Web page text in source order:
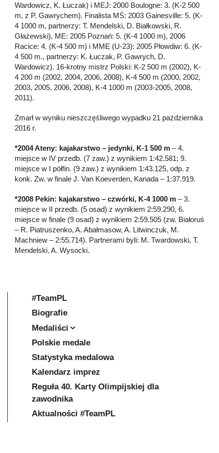
Wardowicz, K. Łuczak) i MEJ: 2000 Boulogne: 3. (K-2 500
m, z P. Gawrychem). Finalista MŚ: 2003 Gainesville: 5. (K-
4 1000 m, partnerzy: T. Mendelski, D. Białkowski, R.
Głażewski), ME: 2005 Poznań: 5. (K-4 1000 m), 2006
Racice: 4. (K-4 500 m) i MME (U-23): 2005 Płowdiw: 6. (K-
4 500 m., partnerzy: K. Łuczak, P. Gawrych, D.
Wardowicz). 16-krotny mistrz Polski: K-2 500 m (2002), K-
4 200 m (2002, 2004, 2006, 2008), K-4 500 m (2000, 2002,
2003, 2005, 2006, 2008), K-4 1000 m (2003-2005, 2008,
2011).
Zmarł w wyniku nieszczęśliwego wypadku 21 października
2016 r.
*2004 Ateny: kajakarstwo – jedynki, K-1 500 m – 4.
miejsce w IV przedb. (7 zaw.) z wynikiem 1:42.581; 9.
miejsce w I półfin. (9 zaw.) z wynikiem 1:43.125, odp. z
konk. Zw. w finale J. Van Koeverden, Kanada – 1:37.919.
*2008 Pekin: kajakarstwo – czwórki, K-4 1000 m – 3.
miejsce w II przedb. (5 osad) z wynikiem 2:59.290, 6.
miejsce w finale (9 osad) z wynikiem 2:59.505 (zw. Białoruś
– R. Piatruszenko, A. Abałmasow, A. Litwinczuk, M.
Machniew – 2:55.714). Partnerami byli: M. Twardowski, T.
Mendelski, A. Wysocki.
#TeamPL
Biografie
Medaliści
Polskie medale
Statystyka medalowa
Kalendarz imprez
Reguła 40. Karty Olimpijskiej dla
zawodnika
Aktualności #TeamPL